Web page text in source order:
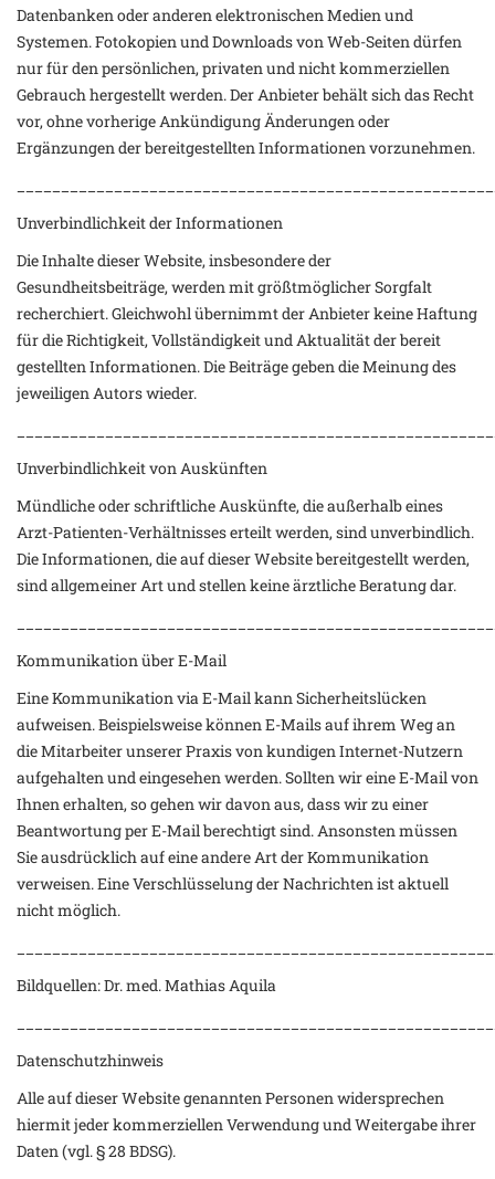
Datenbanken oder anderen elektronischen Medien und
Systemen. Fotokopien und Downloads von Web-Seiten dürfen
nur für den persönlichen, privaten und nicht kommerziellen
Gebrauch hergestellt werden. Der Anbieter behält sich das Recht
vor, ohne vorherige Ankündigung Änderungen oder
Ergänzungen der bereitgestellten Informationen vorzunehmen.
Unverbindlichkeit der Informationen
Die Inhalte dieser Website, insbesondere der
Gesundheitsbeiträge, werden mit größtmöglicher Sorgfalt
recherchiert. Gleichwohl übernimmt der Anbieter keine Haftung
für die Richtigkeit, Vollständigkeit und Aktualität der bereit
gestellten Informationen. Die Beiträge geben die Meinung des
jeweiligen Autors wieder.
Unverbindlichkeit von Auskünften
Mündliche oder schriftliche Auskünfte, die außerhalb eines
Arzt-Patienten-Verhältnisses erteilt werden, sind unverbindlich.
Die Informationen, die auf dieser Website bereitgestellt werden,
sind allgemeiner Art und stellen keine ärztliche Beratung dar.
Kommunikation über E-Mail
Eine Kommunikation via E-Mail kann Sicherheitslücken
aufweisen. Beispielsweise können E-Mails auf ihrem Weg an
die Mitarbeiter unserer Praxis von kundigen Internet-Nutzern
aufgehalten und eingesehen werden. Sollten wir eine E-Mail von
Ihnen erhalten, so gehen wir davon aus, dass wir zu einer
Beantwortung per E-Mail berechtigt sind. Ansonsten müssen
Sie ausdrücklich auf eine andere Art der Kommunikation
verweisen. Eine Verschlüsselung der Nachrichten ist aktuell
nicht möglich.
Bildquellen: Dr. med. Mathias Aquila
Datenschutzhinweis
Alle auf dieser Website genannten Personen widersprechen
hiermit jeder kommerziellen Verwendung und Weitergabe ihrer
Daten (vgl. § 28 BDSG).